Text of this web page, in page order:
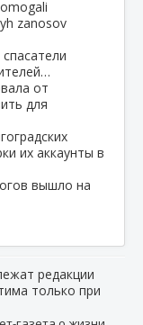
от
для
вышло на
редакции
только при